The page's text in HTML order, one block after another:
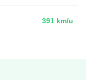
391 km/u